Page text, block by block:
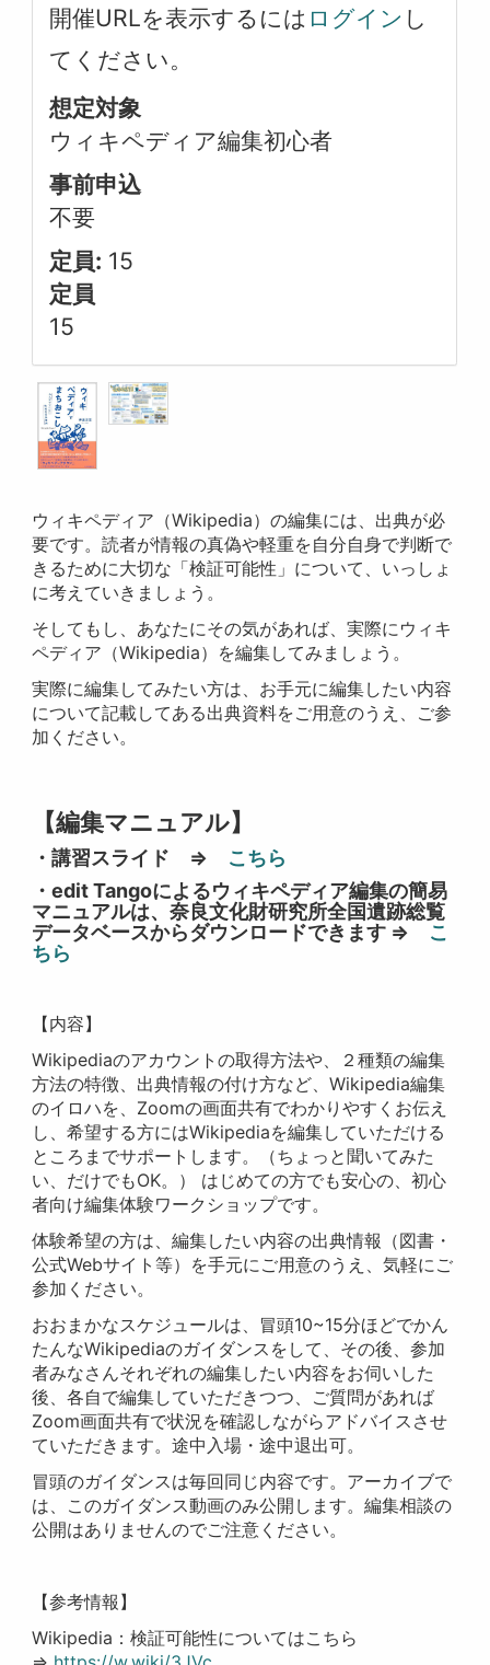
開催URLを表示するには ログイン し
てください。
想定対象
ウィキペディア編集初心者
事前申込
不要
定員: 15
定員
15
ウィキペディア（Wikipedia）の編集には、出典が必
要です。読者が情報の真偽や軽重を自分自身で判断で
きるために大切な「検証可能性」について、いっしょ
に考えていきましょう。
そしてもし、あなたにその気があれば、実際にウィキ
ペディア（Wikipedia）を編集してみましょう。
実際に編集してみたい方は、お手元に編集したい内容
について記載してある出典資料をご用意のうえ、ご参
加ください。
【編集マニュアル】
・講習スライド ⇒ こちら
・edit Tangoによるウィキペディア編集の簡易
マニュアルは、奈良文化財研究所全国遺跡総覧
データベースからダウンロードできます ⇒ こ
ちら
【内容】
Wikipediaのアカウントの取得方法や、２種類の編集
方法の特徴、出典情報の付け方など、Wikipedia編集
のイロハを、Zoomの画面共有でわかりやすくお伝え
し、希望する方にはWikipediaを編集していただける
ところまでサポートします。（ちょっと聞いてみた
い、だけでもOK。） はじめての方でも安心の、初心
者向け編集体験ワークショップです。
体験希望の方は、編集したい内容の出典情報（図書・
公式Webサイト等）を手元にご用意のうえ、気軽にご
参加ください。
おおまかなスケジュールは、冒頭10~15分ほどでかん
たんなWikipediaのガイダンスをして、その後、参加
者みなさんそれぞれの編集したい内容をお伺いした
後、各自で編集していただきつつ、ご質問があれば
Zoom画面共有で状況を確認しながらアドバイスさせ
ていただきます。途中入場・途中退出可。
冒頭のガイダンスは毎回同じ内容です。アーカイブで
は、このガイダンス動画のみ公開します。編集相談の
公開はありませんのでご注意ください。
【参考情報】
Wikipedia：検証可能性についてはこちら